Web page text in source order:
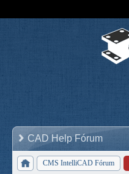
CAD Help Fórum
CMS IntelliCAD Fórum